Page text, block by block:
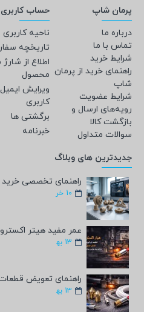
پرمان شاپ
درباره ما
تماس با ما
شرایط خرید
راهنمای خرید از پرمان
شاپ
شرایط عضویت
رویه‌های ارسال و
بازگشت کالا
سوالات متداول
حساب کاربری
ناحیه کاربری
تاریخچه
اطلاع از
محصول
ویرایش
کاربری
برگشتی ها
خبرنامه
جدیدترین های وبلاگ
10 خر
13 به‍
راهنمای تعویض
13 به‍